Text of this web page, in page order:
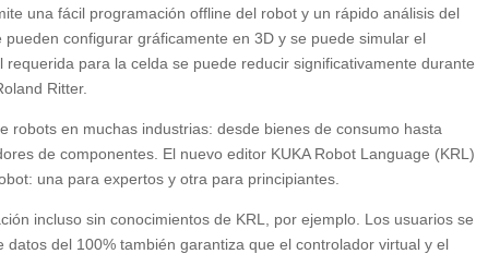
una fácil programación offline del robot y un rápido análisis del
configurar gráficamente en 3D y se puede simular el
para la celda se puede reducir significativamente durante
Ritter.
robots en muchas industrias: desde bienes de consumo hasta
de componentes. El nuevo editor KUKA Robot Language (KRL)
una para expertos y otra para principiantes.
incluso sin conocimientos de KRL, por ejemplo. Los usuarios se
del 100% también garantiza que el controlador virtual y el